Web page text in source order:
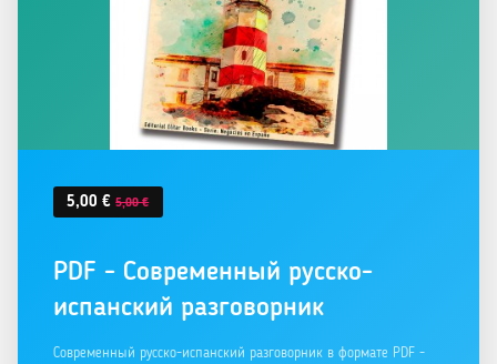
5,00 €5,00 €
PDF - Современный русско-
испанский разговорник
Современный русско-испанский разговорник в формате PDF -